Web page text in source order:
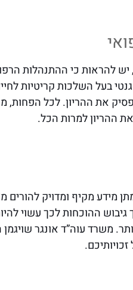
יש להראות כי ההתנהלות
בעל השלכות קריטיות
את ההריון. לכל
ההריון למרות הכל.
מידע מקיף ומדויק
ההוכחות לכך עשוי
משרד עוה”ד אונגר